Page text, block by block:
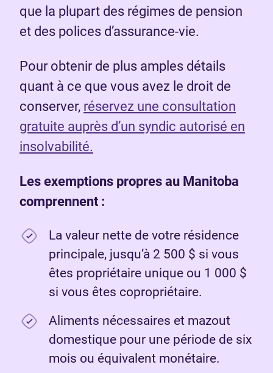
que la plupart des régimes de pension
et des polices d’assurance-vie.
Pour obtenir de plus amples détails
quant à ce que vous avez le droit de
conserver, réservez une consultation
gratuite auprès d’un syndic autorisé en
insolvabilité.
Les exemptions propres au Manitoba
comprennent :
La valeur nette de votre résidence
principale, jusqu’à 2 500 $ si vous
êtes propriétaire unique ou 1 000 $
si vous êtes copropriétaire.
Aliments nécessaires et mazout
domestique pour une période de six
mois ou équivalent monétaire.